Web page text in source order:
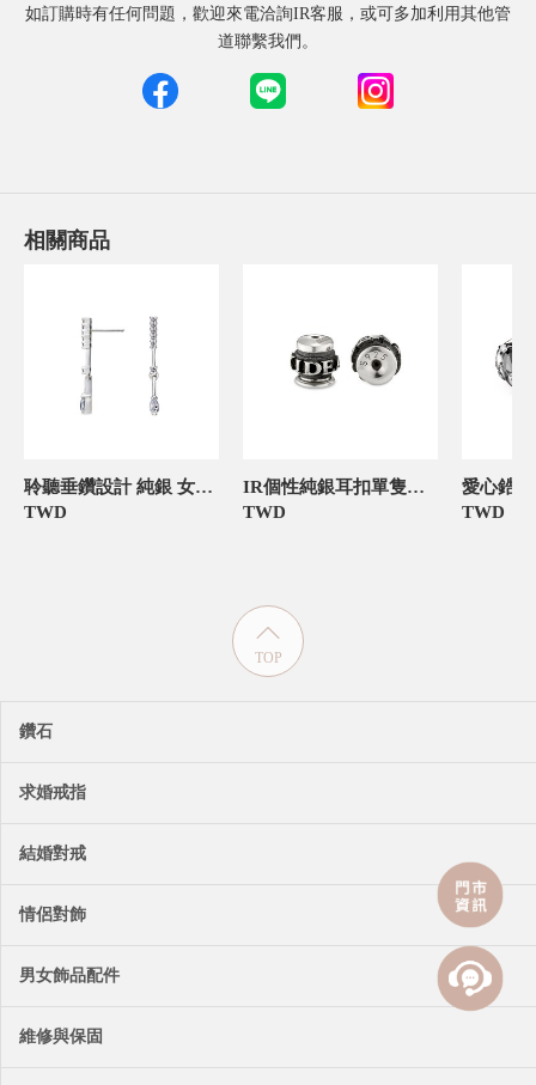
如訂購時有任何問題，歡迎來電洽詢IR客服，或可多加利用其他管
道聯繫我們。
相關商品
聆聽垂鑽設計 純銀 女款耳環飾品
TWD
IR個性純銀耳扣單隻販售 純銀 男/女款耳環飾品
TWD
TWD
TOP
鑽石
求婚戒指
結婚對戒
情侶對飾
男女飾品配件
維修與保固